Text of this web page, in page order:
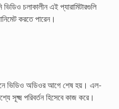
চলাকালীন এই প্যারামিটারগুলি
করতে পারেন।
ভিডিও অডিওর আগে শেষ হয়। এল-
সূক্ষ্ম পরিবর্তন হিসেবে কাজ করে।